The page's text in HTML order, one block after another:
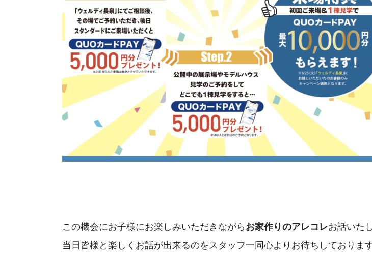
この機会にお子様にお楽しみいただきながら お家作りのアレコレお話いた
当日皆様と楽しくお話が出来るのをスタッフ一同心よりお待ちしております